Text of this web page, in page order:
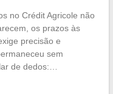
no Crédit Agricole não
os prazos às
precisão e
sem
de dedos:…